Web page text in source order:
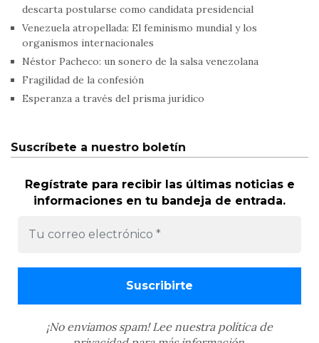
descarta postularse como candidata presidencial
Venezuela atropellada: El feminismo mundial y los
organismos internacionales
Néstor Pacheco: un sonero de la salsa venezolana
Fragilidad de la confesión
Esperanza a través del prisma jurídico
Suscríbete a nuestro boletín
Regístrate para recibir las últimas noticias e
informaciones en tu bandeja de entrada.
¡No enviamos spam! Lee nuestra política de